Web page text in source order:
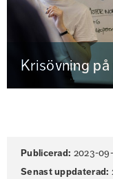
Krisövning
Sidinformation
Publicerad: 2023-
Senast uppdaterad: